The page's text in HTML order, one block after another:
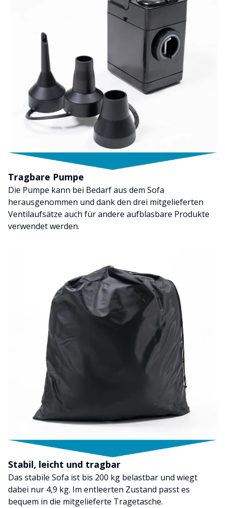
Tragbare Pumpe
Die Pumpe kann bei Bedarf aus dem Sofa
herausgenommen und dank den drei mitgelieferten
Ventilaufsätze auch für andere aufblasbare Produkte
verwendet werden.
Stabil, leicht und tragbar
Das stabile Sofa ist bis 200 kg belastbar und wiegt
dabei nur 4,9 kg. Im entleerten Zustand passt es
bequem in die mitgelieferte Tragetasche.